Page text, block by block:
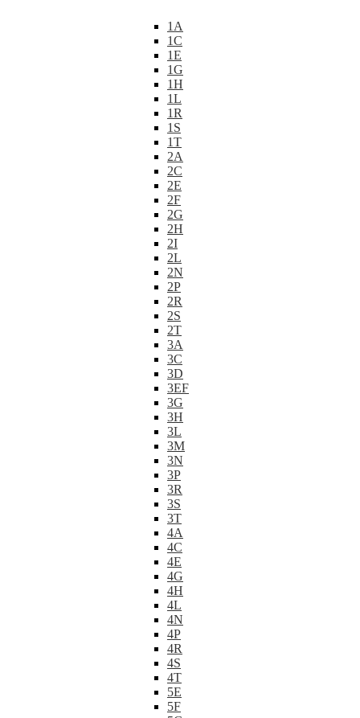
1A
1C
1E
1G
1H
1L
1R
1S
1T
2A
2C
2E
2F
2G
2H
2I
2L
2N
2P
2R
2S
2T
3A
3C
3D
3EF
3G
3H
3L
3M
3N
3P
3R
3S
3T
4A
4C
4E
4G
4H
4L
4N
4P
4R
4S
4T
5E
5F